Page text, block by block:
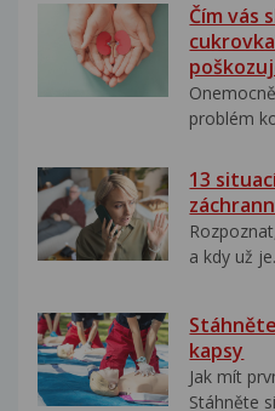
Čím vás
problém
13
a kdy už
kapsy
Jak mít
Stáhněte